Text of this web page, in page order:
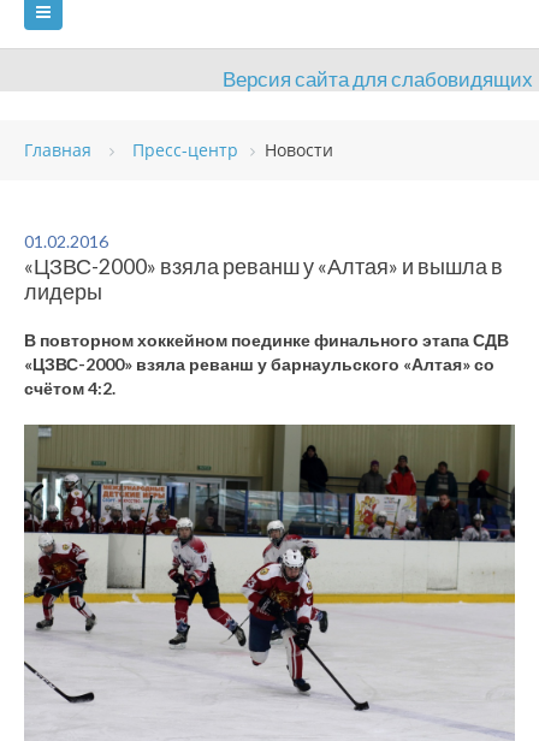
Версия сайта для слабовидящих
ГЛАВНАЯ
ВИДЫ СПОРТА
ОБЪЕКТЫ
ОЦЕНКА КАЧЕСТВА ОБРАЗОВАНИЯ ВАКАНСИИ
ПЛАТНЫЕ УСЛУГИ
Главная Пресс-центр Новости
01.02.2016
«ЦЗВС-2000» взяла реванш у «Алтая» и вышла в
лидеры
В повторном хоккейном поединке финального этапа СДВ
«ЦЗВС-2000» взяла реванш у барнаульского «Алтая» со
счётом 4:2.